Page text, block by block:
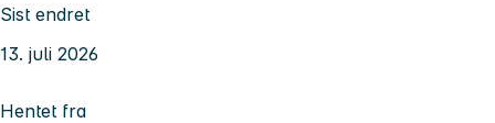
Sist endret
13. juli 2026
Hentet fra